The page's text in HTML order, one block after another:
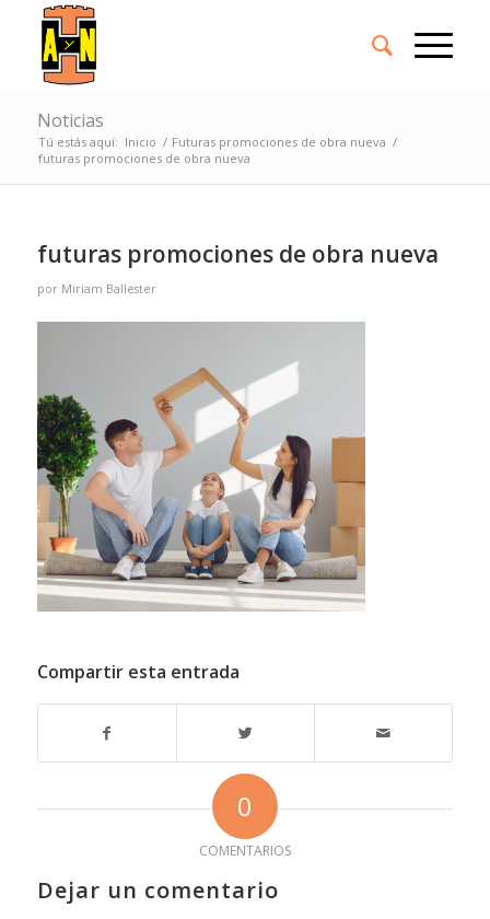
Noticias
Tú estás aquí: Inicio / Futuras promociones de obra nueva /
futuras promociones de obra nueva
futuras promociones de obra nueva
por Miriam Ballester
Compartir esta entrada
0
COMENTARIOS
Dejar un comentario